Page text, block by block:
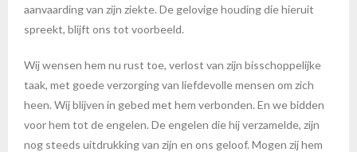
aanvaarding van zijn ziekte. De gelovige houding die hieruit
spreekt, blijft ons tot voorbeeld.
Wij wensen hem nu rust toe, verlost van zijn bisschoppelijke
taak, met goede verzorging van liefdevolle mensen om zich
heen. Wij blijven in gebed met hem verbonden. En we bidden
voor hem tot de engelen. De engelen die hij verzamelde, zijn
nog steeds uitdrukking van zijn en ons geloof. Mogen zij hem